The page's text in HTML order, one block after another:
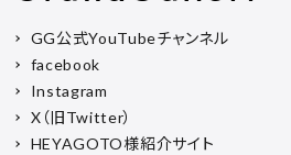
GG公式YouTubeチャンネル
facebook
Instagram
X（旧Twitter）
HEYAGOTO様紹介サイト